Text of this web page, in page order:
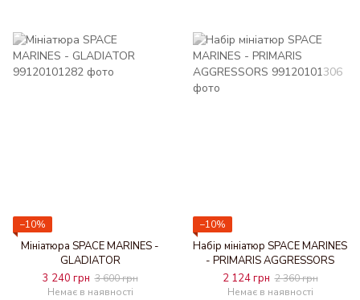
−10%
Мініатюра SPACE MARINES -
GLADIATOR
3 240 грн 3 600 грн
Немає в наявності
−10%
Набір мініатюр SPACE MARINES
- PRIMARIS AGGRESSORS
2 124 грн 2 360 грн
Немає в наявності